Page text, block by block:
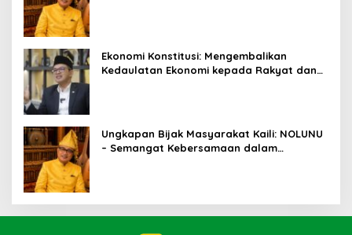
Ekonomi Konstitusi: Mengembalikan
Kedaulatan Ekonomi kepada Rakyat dan
Ungkapan Bijak Masyarakat Kaili: NOLUNU
– Semangat Kebersamaan dalam